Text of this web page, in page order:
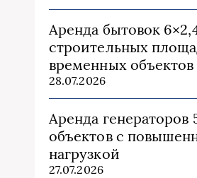
Аренда бытовок
строительных
временных объектов
28.07.2026
Аренда генераторов
объектов с
нагрузкой
27.07.2026